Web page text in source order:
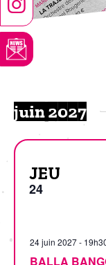
juin 2027
JEU
24
24 juin 2027 -
BALLA